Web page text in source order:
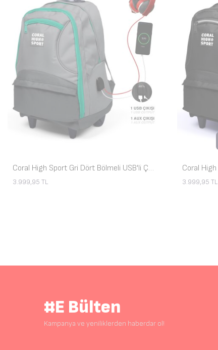
Coral High Sport Gri Dört Bölmeli USB'li Çekçekli Sırt Çantası 23255
3.999,95 TL 3.999,95 TL
#E Bülten
Kampanya ve yeniliklerden haberdar ol!